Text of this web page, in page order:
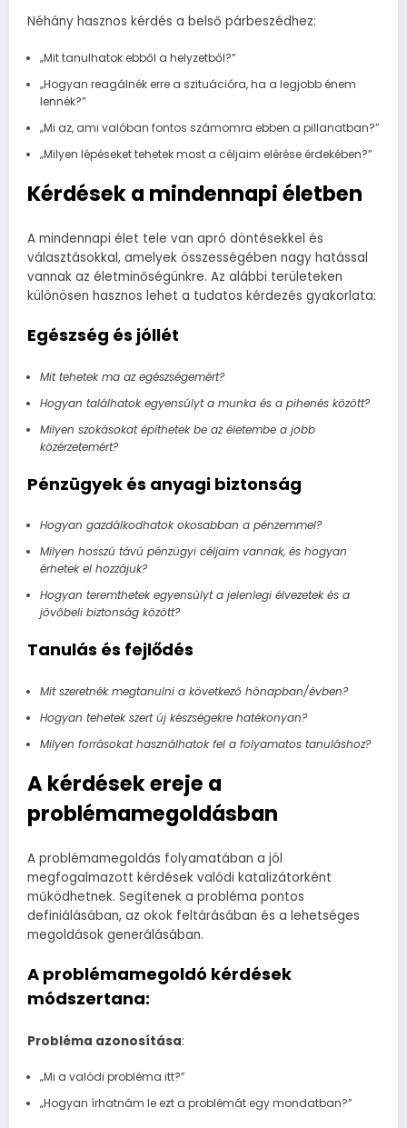
Néhány hasznos kérdés a belső párbeszédhez:
„Mit tanulhatok ebből a helyzetből?”
„Hogyan reagálnék erre a szituációra, ha a legjobb énem
lennék?”
„Mi az, ami valóban fontos számomra ebben a pillanatban?”
„Milyen lépéseket tehetek most a céljaim elérése érdekében?”
Kérdések a mindennapi életben
A mindennapi élet tele van apró döntésekkel és
választásokkal, amelyek összességében nagy hatással
vannak az életminőségünkre. Az alábbi területeken
különösen hasznos lehet a tudatos kérdezés gyakorlata:
Egészség és jóllét
Mit tehetek ma az egészségemért?
Hogyan találhatok egyensúlyt a munka és a pihenés között?
Milyen szokásokat építhetek be az életembe a jobb
közérzetemért?
Pénzügyek és anyagi biztonság
Hogyan gazdálkodhatok okosabban a pénzemmel?
Milyen hosszú távú pénzügyi céljaim vannak, és hogyan
érhetek el hozzájuk?
Hogyan teremthetek egyensúlyt a jelenlegi élvezetek és a
jövőbeli biztonság között?
Tanulás és fejlődés
Mit szeretnék megtanulni a következő hónapban/évben?
Hogyan tehetek szert új készségekre hatékonyan?
Milyen forrásokat használhatok fel a folyamatos tanuláshoz?
A kérdések ereje a
problémamegoldásban
A problémamegoldás folyamatában a jól
megfogalmazott kérdések valódi katalizátorként
működhetnek. Segítenek a probléma pontos
definiálásában, az okok feltárásában és a lehetséges
megoldások generálásában.
A problémamegoldó kérdések
módszertana:
Probléma azonosítása:
„Mi a valódi probléma itt?”
„Hogyan írhatnám le ezt a problémát egy mondatban?”